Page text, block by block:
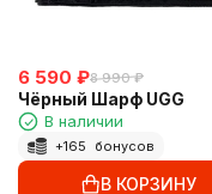
6 590 ₽8 990 ₽
Чёрный Шарф UGG
В наличии
+165 бонусов
В КОРЗИНУ